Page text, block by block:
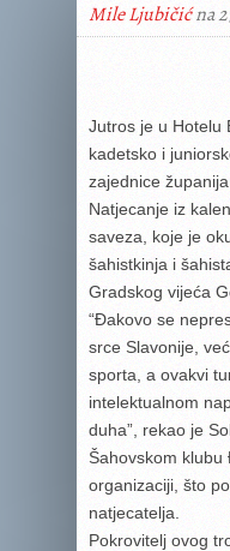
Mile Ljubičićna
Jutros je u Hotelu
kadetsko i
zajednice
Natjecanje iz
saveza, koje je
šahistkinja i
Gradskog vijeća
“Đakovo se
srce Slavonije,
sporta, a ovakvi
intelektualnom
duha”, rekao je
Šahovskom
organizaciji, što
natjecatelja.
Pokrovitelj ovog